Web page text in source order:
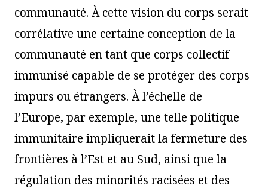
communauté. À cette vision du corps serait
corrélative une certaine conception de la
communauté en tant que corps collectif
immunisé capable de se protéger des corps
impurs ou étrangers. À l’échelle de
l’Europe, par exemple, une telle politique
immunitaire impliquerait la fermeture des
frontières à l’Est et au Sud, ainsi que la
régulation des minorités racisées et des